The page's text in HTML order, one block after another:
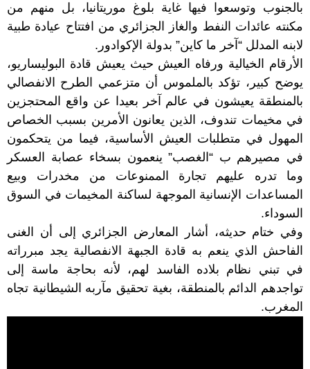
بالجنوب وتوسعوا فيها غاية بلوغ موريتانيا، بل منهم من
مكنته عائدات النفط والغاز الجزائري من افتتاح عيادة طبية
لابنه المدلل “آخر ما كاين” بدولة الإكوادور.
الأرقام الخيالية ورفاه العيش حيث يعيش قادة البوليساريو،
يوضح كبير، تؤكد بالملموس أن متزعمي الطرح الانفصالي
بالمنطقة يعيشون في عالم آخر بعيدا عن واقع المحتجزين
في مخيمات تندوف، الذين يعانون الأمرين بسبب الخصاص
المهول في متطلبات العيش الأساسية، فيما من يتحكمون
في مصيرهم ب “الغصب” ينعمون بسخاء عصابة العسكر
وما تدره عليهم تجارة الممنوعات من مخدرات وبيع
المساعدات الإنسانية الموجهة لساكنة المخيمات في السوق
السوداء.
وفي ختام حديثه، أشار المعارض الجزائري إلى أن الغنى
الفاحش الذي ينعم به قادة الجبهة الانفصالية يجد مبرراته
في تبني نظام بلاده الفاسد لهم، لأنه بحاجة ماسة إلى
تواجدهم الدائم بالمنطقة، بغية تحقيق مآربه الشيطانية تجاه
المغرب.